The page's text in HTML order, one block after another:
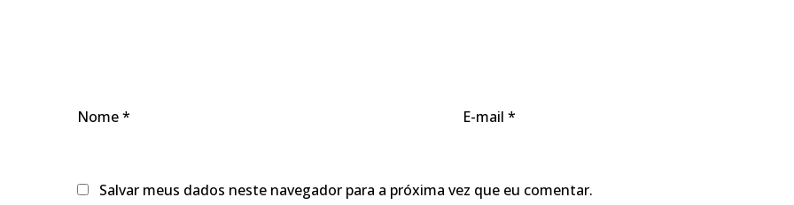
Nome* E-mail *
Salvar meus dados neste navegador para a próxima vez que eu comentar.